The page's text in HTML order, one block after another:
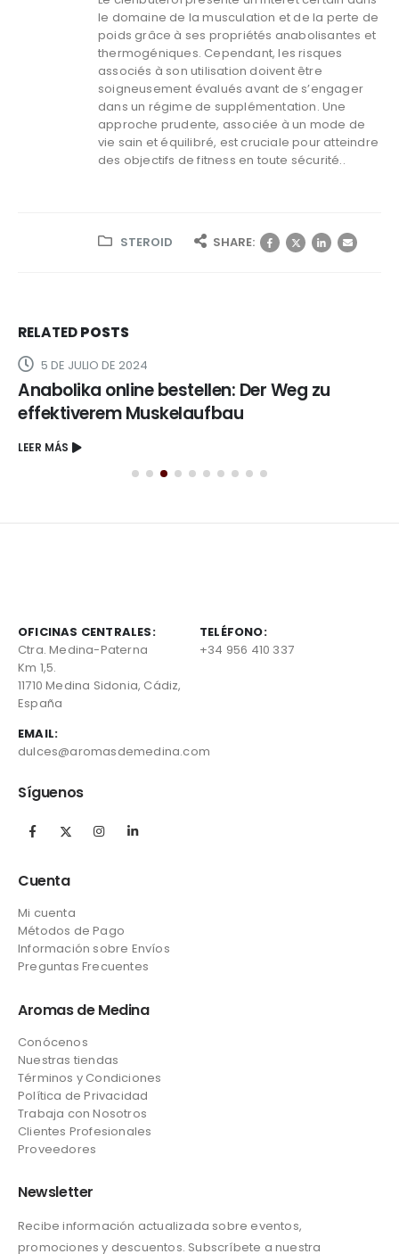
le domaine de la musculation et de la perte de
poids grâce à ses propriétés anabolisantes et
thermogéniques. Cependant, les risques
associés à son utilisation doivent être
soigneusement évalués avant de s’engager
dans un régime de supplémentation. Une
approche prudente, associée à un mode de
vie sain et équilibré, est cruciale pour atteindre
des objectifs de fitness en toute sécurité..
STEROID SHARE:
RELATEDPOSTS
5 DE JULIO DE 2024
Anabolika online bestellen: Der Weg zu
effektiverem Muskelaufbau
LEER MÁS
OFICINAS CENTRALES:
Ctra. Medina-Paterna
Km 1,5.
11710 Medina Sidonia, Cádiz,
España
TELÉFONO:
+34 956 410 337
EMAIL:
dulces@aromasdemedina.com
Síguenos
Cuenta
Mi cuenta
Métodos de Pago
Información sobre Envíos
Preguntas Frecuentes
Aromas de Medina
Conócenos
Nuestras tiendas
Términos y Condiciones
Política de Privacidad
Trabaja con Nosotros
Clientes Profesionales
Proveedores
Newsletter
Recibe información actualizada sobre eventos,
promociones y descuentos. Subscríbete a nuestra